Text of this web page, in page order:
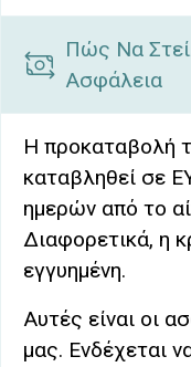
Πώς Να
Ασφάλεια
Η προκαταβολή
καταβληθεί σε
ημερών από το
Διαφορετικά, η
εγγυημένη.
Αυτές είναι οι
μας. Ενδέχεται